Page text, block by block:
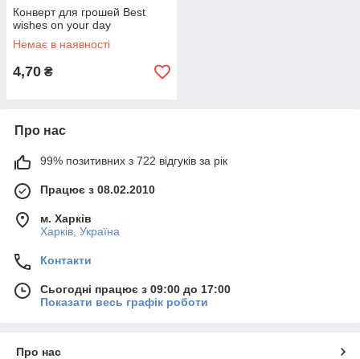
Конверт для грошей Best
wishes on your day
Немає в наявності
4,70 ₴
Про нас
99% позитивних з 722 відгуків за рік
Працює з 08.02.2010
м. Харків
Харків, Україна
Контакти
Сьогодні працює з 09:00 до 17:00
Показати весь графік роботи
Про нас